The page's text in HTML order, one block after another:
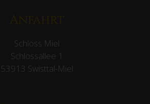
Anfahrt
Schloss Miel
Schlossallee 1
53913 Swisttal-Miel